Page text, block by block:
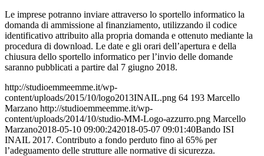
Le imprese potranno inviare attraverso lo sportello informatico la
domanda di ammissione al finanziamento, utilizzando il codice
identificativo attribuito alla propria domanda e ottenuto mediante la
procedura di download. Le date e gli orari dell’apertura e della
chiusura dello sportello informatico per l’invio delle domande
saranno pubblicati a partire dal 7 giugno 2018.
http://studioemmeemme.it/wp-
content/uploads/2015/10/logo2013INAIL.png 64 193 Marcello
Marzano http://studioemmeemme.it/wp-
content/uploads/2014/10/studio-MM-Logo-azzurro.png Marcello
Marzano2018-05-10 09:00:242018-05-07 09:01:40Bando ISI
INAIL 2017. Contributo a fondo perduto fino al 65% per
l’adeguamento delle strutture alle normative di sicurezza.